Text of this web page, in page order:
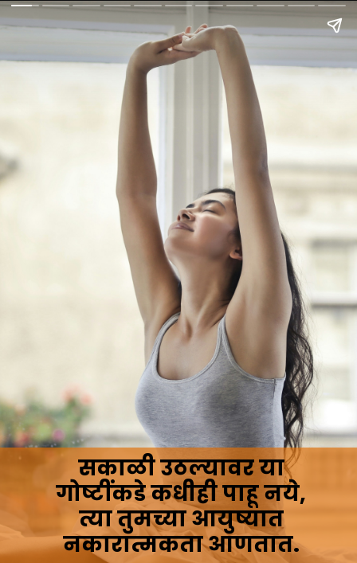
सकाळी उठल्यावर या
गोष्टींकडे कधीही पाहू नये,
त्या तुमच्या आयुष्यात
नकारात्मकता आणतात.